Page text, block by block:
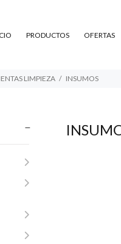
PRODUCTOS OFERTAS
LIMPIEZA INSUMOS